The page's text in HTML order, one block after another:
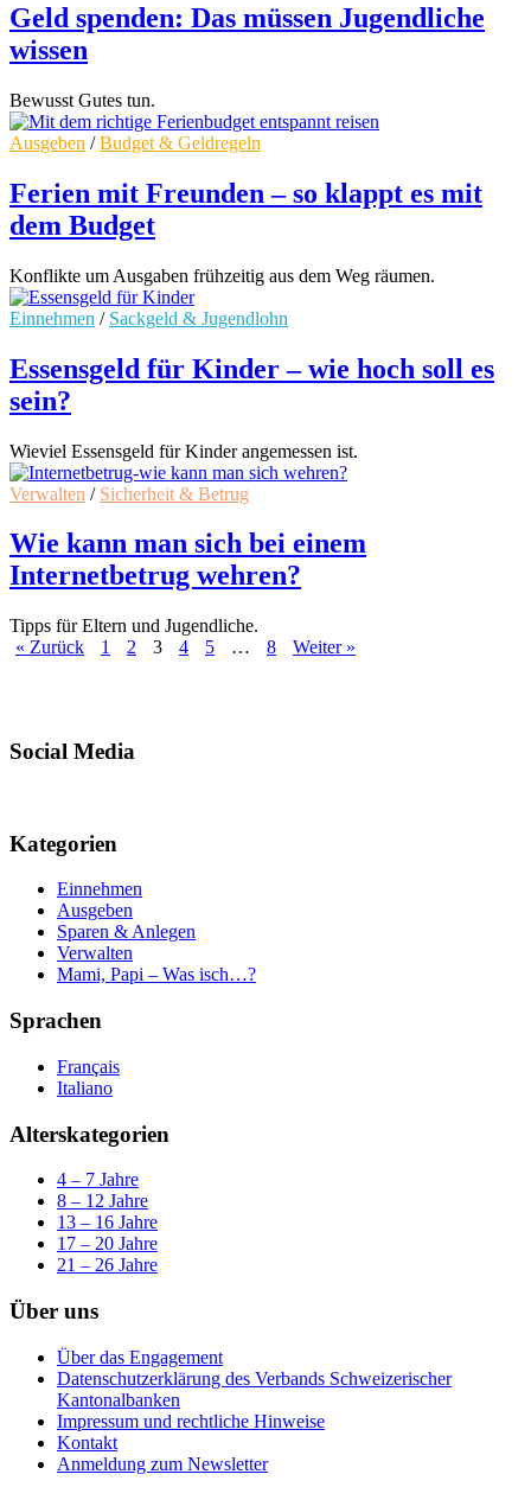
Geld spenden: Das müssen Jugendliche
wissen
Bewusst Gutes tun.
Ausgeben /Budget & Geldregeln
Ferien mit Freunden – so klappt es mit
dem Budget
Konflikte um Ausgaben frühzeitig aus dem Weg räumen.
Einnehmen / Sackgeld & Jugendlohn
Essensgeld für Kinder – wie hoch soll es
sein?
Wieviel Essensgeld für Kinder angemessen ist.
Verwalten / Sicherheit & Betrug
Wie kann man sich bei einem
Internetbetrug wehren?
Tipps für Eltern und Jugendliche.
« Zurück
1 2 3 4 5 … 8 Weiter »
Social Media
Kategorien
Einnehmen
Ausgeben
Sparen & Anlegen
Verwalten
Mami, Papi – Was isch…?
Sprachen
Français
Italiano
Alterskategorien
4 – 7 Jahre
8 – 12 Jahre
13 – 16 Jahre
17 – 20 Jahre
21 – 26 Jahre
Über uns
Über das Engagement
Datenschutzerklärung des Verbands Schweizerischer
Kantonalbanken
Impressum und rechtliche Hinweise
Kontakt
Anmeldung zum Newsletter